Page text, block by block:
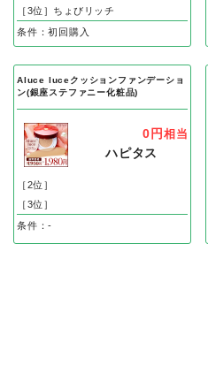
［3位］ちょびリッチ
条件：初回購入
Aluce luceクッションファンデーショ
ン(銀座ステファニー化粧品)
0円 相当
ハピタス
［2位］
［3位］
条件：-